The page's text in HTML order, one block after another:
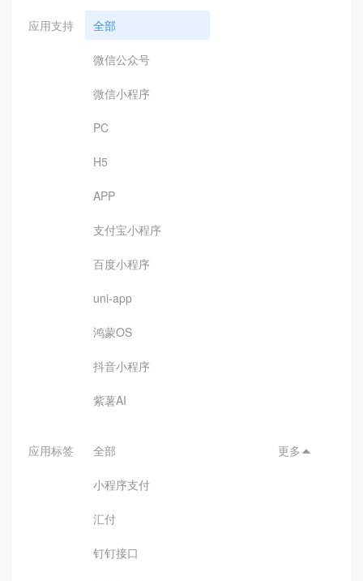
应用支持 全部
微信公众号
微信小程序
PC
H5
APP
支付宝小程序
百度小程序
uni-app
鸿蒙OS
抖音小程序
紫薯AI
应用标签 全部
小程序支付
汇付
钉钉接口
更多 